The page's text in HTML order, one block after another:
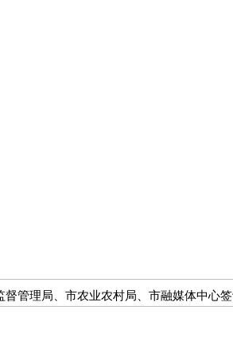
督管理局、市农业农村局、市融媒体中心